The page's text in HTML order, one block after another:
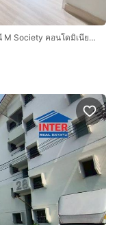
CM04454 ขาย คอนโด เอ็ม โซไซตี้ เมืองทองธานี M Society คอนโดมิเนียม ถนนแจ้งวัฒนะ